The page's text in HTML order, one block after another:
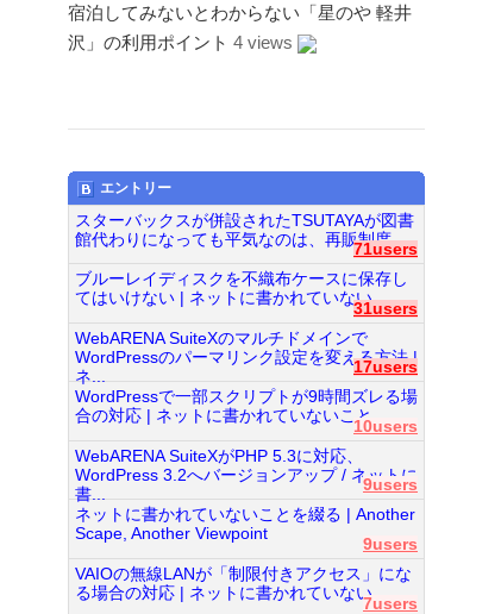
宿泊してみないとわからない「星のや 軽井
沢」の利用ポイント 4 views
エントリー
スターバックスが併設されたTSUTAYAが図書
館代わりになっても平気なのは、再販制度...
71users
ブルーレイディスクを不織布ケースに保存し
てはいけない | ネットに書かれていない...
31users
WebARENA SuiteXのマルチドメインで
WordPressのパーマリンク設定を変える方法 |
ネ...
17users
WordPressで一部スクリプトが9時間ズレる場
合の対応 | ネットに書かれていないこと...
10users
WebARENA SuiteXがPHP 5.3に対応、
WordPress 3.2へバージョンアップ / ネットに
書...
9users
ネットに書かれていないことを綴る | Another
Scape, Another Viewpoint
9users
VAIOの無線LANが「制限付きアクセス」にな
る場合の対応 | ネットに書かれていない...
7users